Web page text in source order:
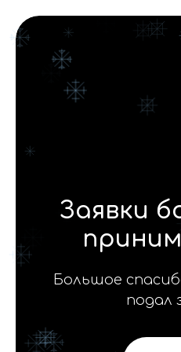
Заявки
Большое
подал